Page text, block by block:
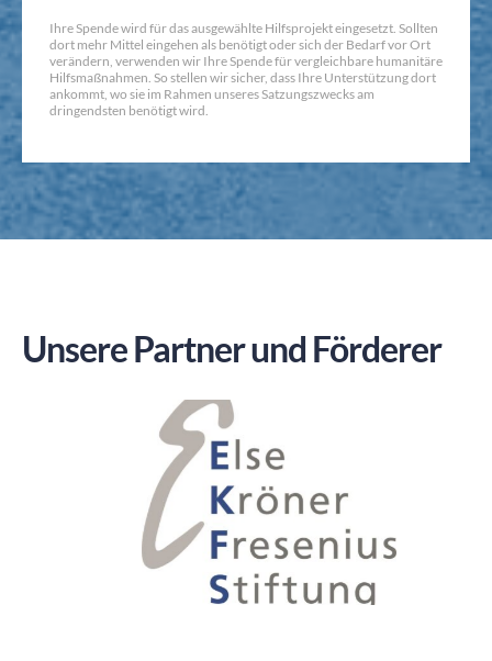
Ihre Spende wird für das ausgewählte Hilfsprojekt eingesetzt. Sollten
dort mehr Mittel eingehen als benötigt oder sich der Bedarf vor Ort
verändern, verwenden wir Ihre Spende für vergleichbare humanitäre
Hilfsmaßnahmen. So stellen wir sicher, dass Ihre Unterstützung dort
ankommt, wo sie im Rahmen unseres Satzungszwecks am
dringendsten benötigt wird.
Unsere Partner und Förderer